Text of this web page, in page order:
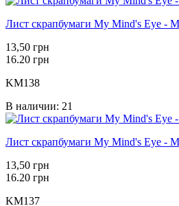
Лист скрапбумаги My Mind's Eye -
13,50 грн
16.20 грн
KM138
В наличии: 21
Лист скрапбумаги My Mind's Eye -
13,50 грн
16.20 грн
KM137